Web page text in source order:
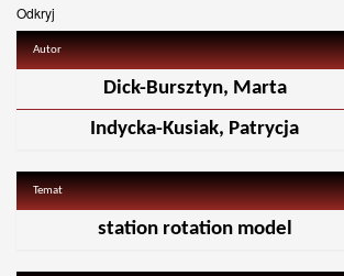
Odkryj
Autor
Dick-Bursztyn, Marta
Indycka-Kusiak, Patrycja
Temat
station rotation model